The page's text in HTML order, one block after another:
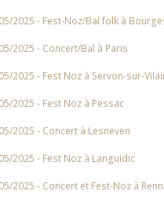
2025 - Fest-Noz/Bal folk à
2025 - Concert/Bal à Paris
2025 - Fest Noz à Servon-sur-
2025 - Fest Noz à Pessac
2025 - Concert à Lesneven
2025 - Fest Noz à Languidic
2025 - Concert et Fest-Noz à